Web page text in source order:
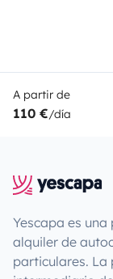
A partir de
110 €/día
Yescapa es
alquiler de
particulares.